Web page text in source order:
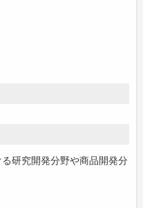
研究開発分野や商品開発分